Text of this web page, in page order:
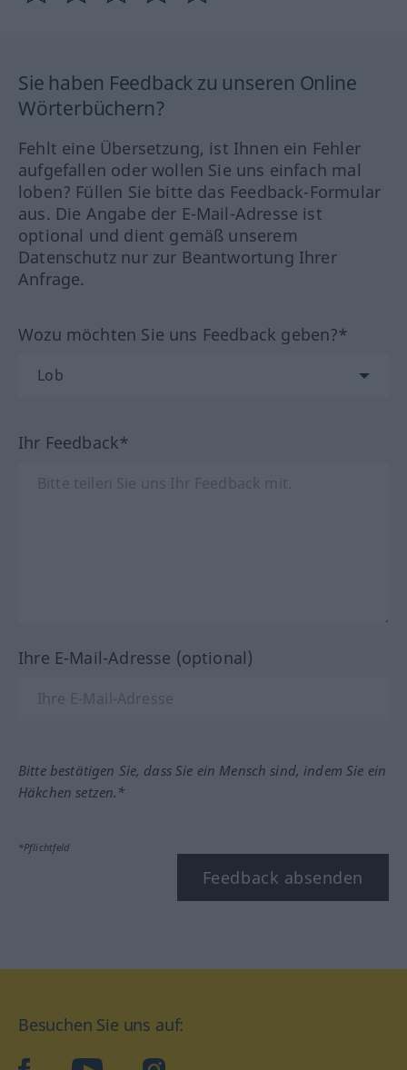
Sie haben Feedback zu unseren Online
Wörterbüchern?
Fehlt eine Übersetzung, ist Ihnen ein Fehler
aufgefallen oder wollen Sie uns einfach mal
loben? Füllen Sie bitte das Feedback-Formular
aus. Die Angabe der E-Mail-Adresse ist
optional und dient gemäß unserem
Datenschutz nur zur Beantwortung Ihrer
Anfrage.
Wozu möchten Sie uns Feedback geben?*
Ihr Feedback*
Ihre E-Mail-Adresse (optional)
Bitte bestätigen Sie, dass Sie ein Mensch sind, indem Sie ein
Häkchen setzen.*
*Pflichtfeld
Feedback absenden
Besuchen Sie uns auf: